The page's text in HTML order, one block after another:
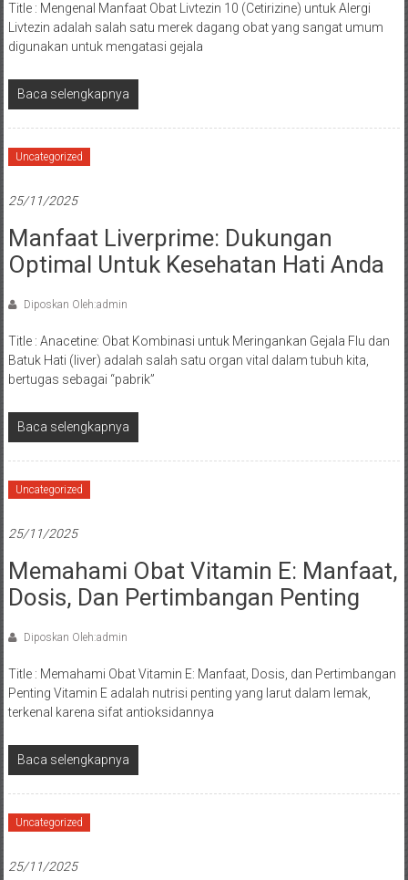
Title : Mengenal Manfaat Obat Livtezin 10 (Cetirizine) untuk Alergi
Livtezin adalah salah satu merek dagang obat yang sangat umum
digunakan untuk mengatasi gejala
Baca selengkapnya
Uncategorized
25/11/2025
Manfaat Liverprime: Dukungan
Optimal Untuk Kesehatan Hati Anda
Diposkan Oleh:admin
Title : Anacetine: Obat Kombinasi untuk Meringankan Gejala Flu dan
Batuk Hati (liver) adalah salah satu organ vital dalam tubuh kita,
bertugas sebagai “pabrik”
Baca selengkapnya
Uncategorized
25/11/2025
Memahami Obat Vitamin E: Manfaat,
Dosis, Dan Pertimbangan Penting
Diposkan Oleh:admin
Title : Memahami Obat Vitamin E: Manfaat, Dosis, dan Pertimbangan
Penting Vitamin E adalah nutrisi penting yang larut dalam lemak,
terkenal karena sifat antioksidannya
Baca selengkapnya
Uncategorized
25/11/2025